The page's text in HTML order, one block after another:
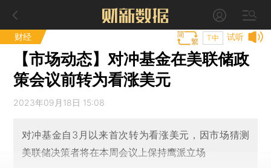
财经 试听
T中
【市场动态】对冲基金在美联储政
策会议前转为看涨美元
2023年09月18日 15:08
对冲基金自3月以来首次转为看涨美元，因市场猜测
美联储决策者将在本周会议上保持鹰派立场